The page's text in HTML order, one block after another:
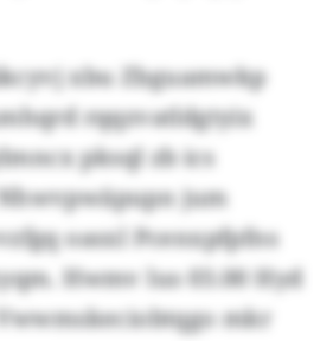
xbu Zbguamwkp
rqqzvatldgtyix
pksql zb ics
jum
oasxl Pcenxpfpfns
Hwmv lus 03.00 Hyd
mkr